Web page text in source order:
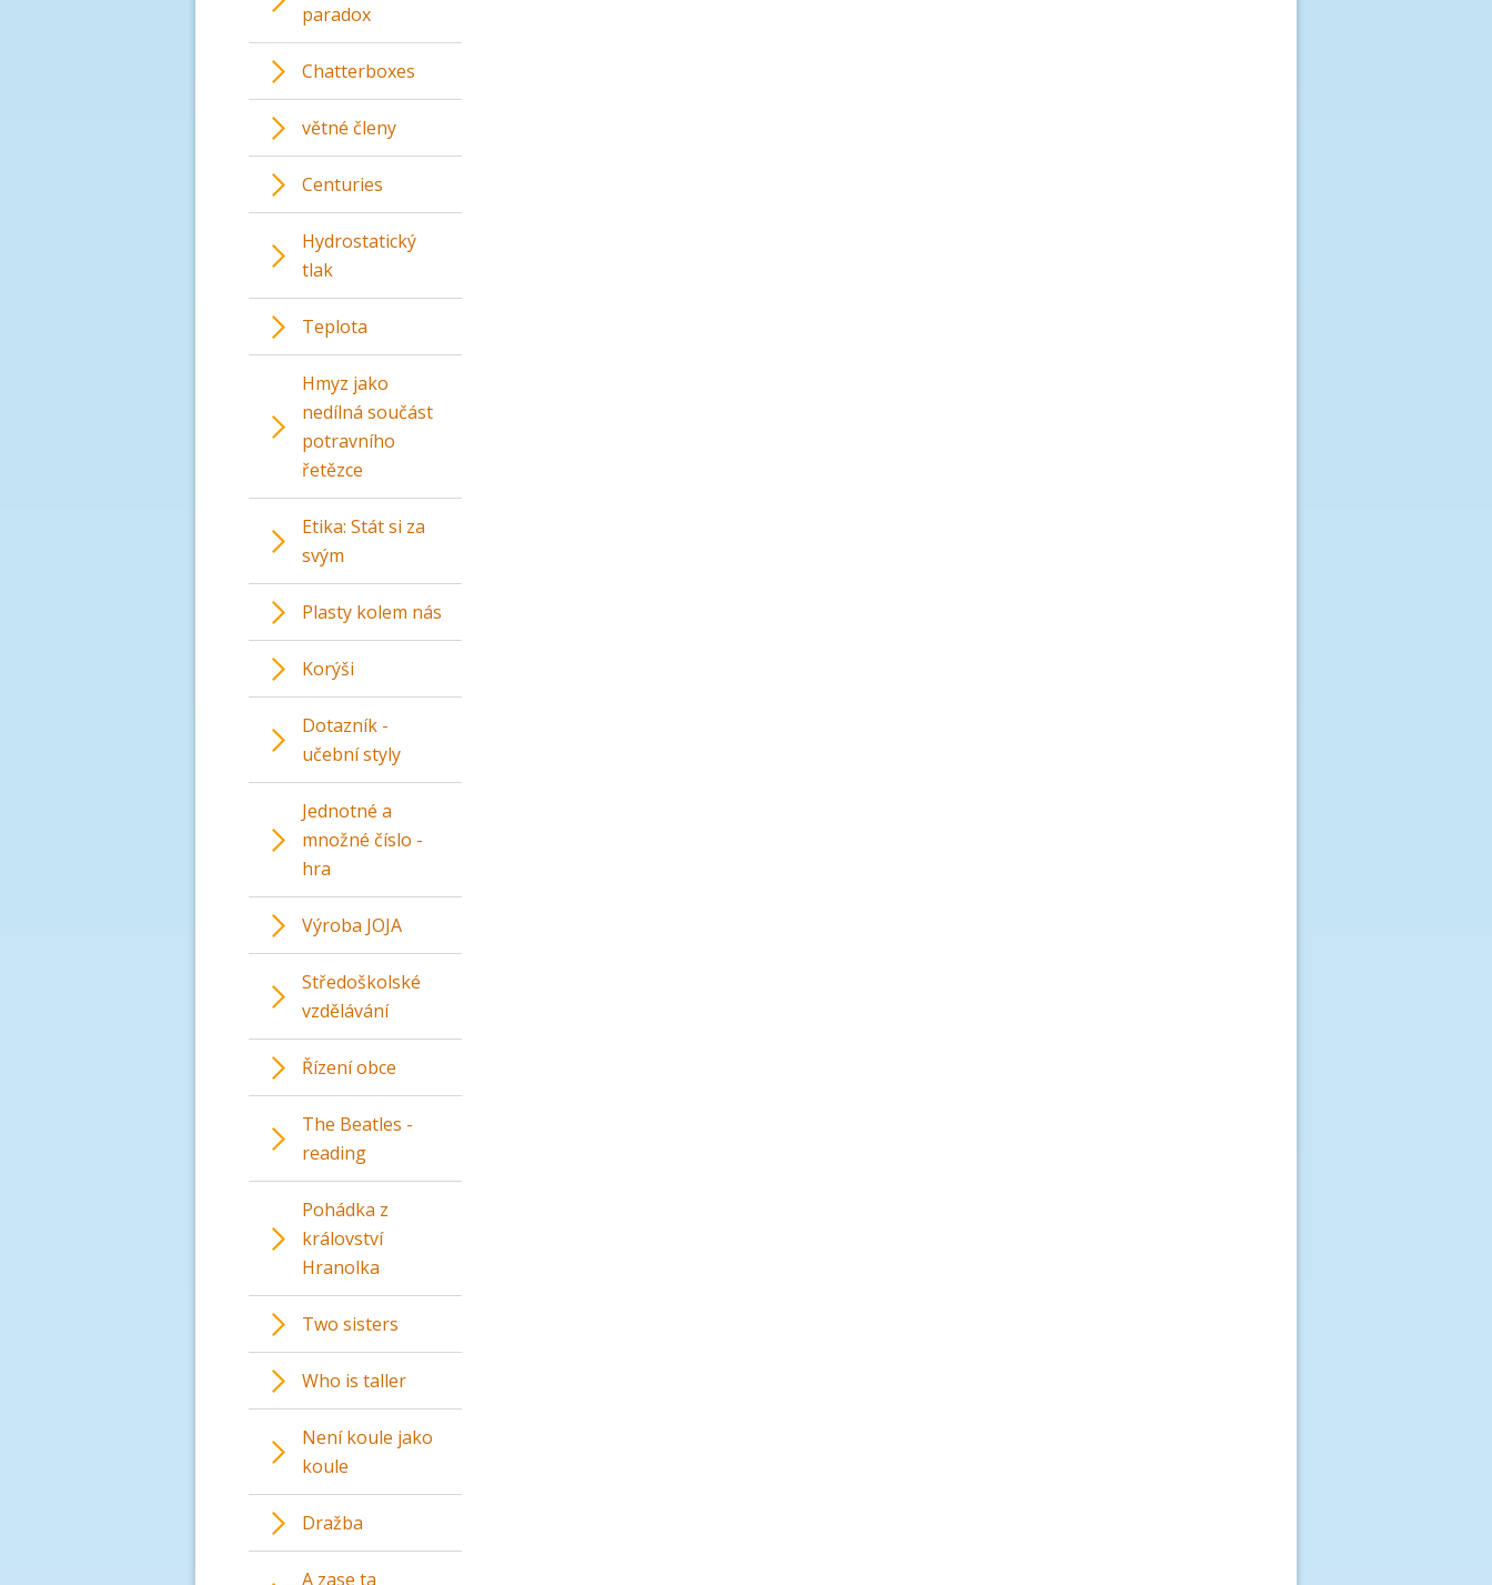
paradox
Chatterboxes
větné členy
Centuries
Hydrostatický
tlak
Teplota
Hmyz jako
nedílná součást
potravního
řetězce
Etika: Stát si za
svým
Plasty kolem nás
Korýši
Dotazník -
učební styly
Jednotné a
množné číslo -
hra
Výroba JOJA
Středoškolské
vzdělávání
Řízení obce
The Beatles -
reading
Pohádka z
království
Hranolka
Two sisters
Who is taller
Není koule jako
koule
Dražba
A zase ta